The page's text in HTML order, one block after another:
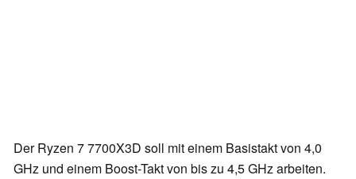
Der Ryzen 7 7700X3D soll mit einem Basistakt von 4,0
GHz und einem Boost-Takt von bis zu 4,5 GHz arbeiten.